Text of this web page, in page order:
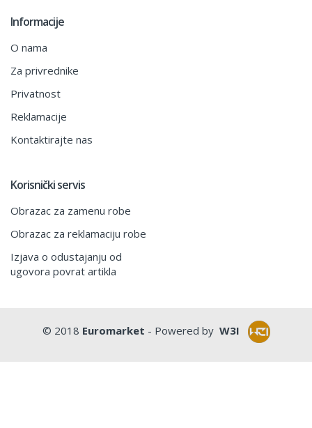
Informacije
O nama
Za privrednike
Privatnost
Reklamacije
Kontaktirajte nas
Korisnički servis
Obrazac za zamenu robe
Obrazac za reklamaciju robe
Izjava o odustajanju od
ugovora povrat artikla
© 2018 Euromarket - Powered by W3I